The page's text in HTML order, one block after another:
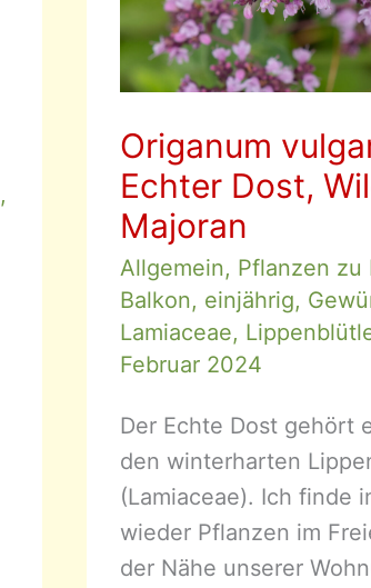
,
Origanum
Echter Dost,
Majoran
Allgemein, Pflanzen zu
Balkon, einjährig,
Lamiaceae,
Februar 2024
Der Echte Dost gehört
den winterharten
(Lamiaceae). Ich finde
wieder Pflanzen im
der Nähe unserer